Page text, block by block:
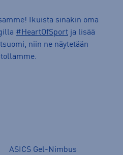
Ikuista sinäkin oma
#HeartOfSport ja lisää
niin ne näytetään
ASICS Gel-Nimbus